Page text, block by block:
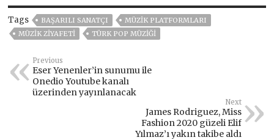
Tags BAŞARILI SANATÇI
MÜZIK PLATFORMLARI
MÜZIK ZIYAFETI
TÜRK POP MÜZIĞI
Previous
Eser Yenenler’in sunumu ile
Onedio Youtube kanalı
üzerinden yayınlanacak
Next
James Rodriguez, Miss
Fashion 2020 güzeli Elif
Yılmaz’ı yakın takibe aldı